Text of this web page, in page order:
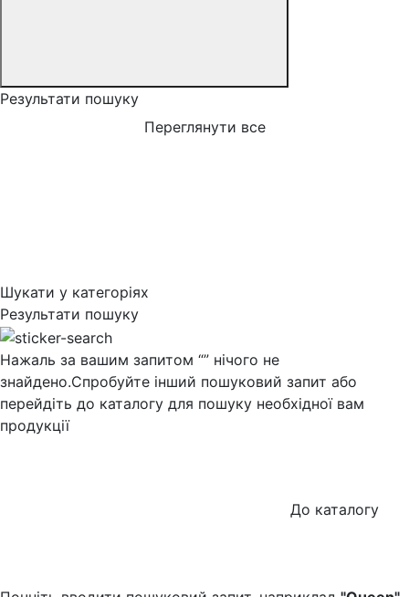
Результати пошуку
Переглянути все
Шукати у категоріях
Результати пошуку
Нажаль за вашим запитом “” нічого не
знайдено.Спробуйте інший пошуковий запит або
перейдіть до каталогу для пошуку необхідної вам
продукції
До каталогу